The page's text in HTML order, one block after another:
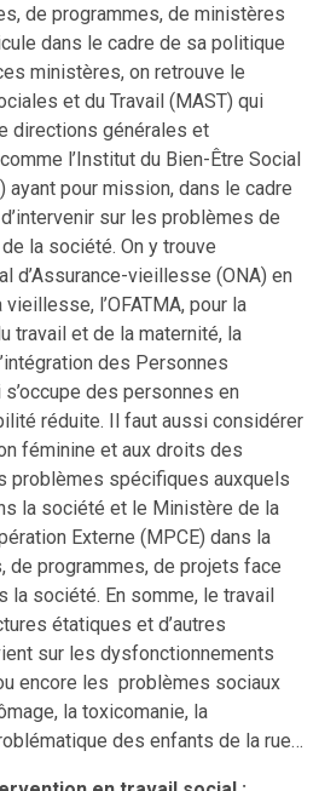
de programmes, de ministères
dans le cadre de sa politique
ministères, on retrouve le
et du Travail (MAST) qui
directions générales et
l’Institut du Bien-Être Social
ayant pour mission, dans le cadre
sur les problèmes de
la société. On y trouve
d’Assurance-vieillesse (ONA) en
l’OFATMA, pour la
travail et de la maternité, la
des Personnes
des personnes en
réduite. Il faut aussi considérer
féminine et aux droits des
problèmes spécifiques auxquels
la société et le Ministère de la
Externe (MPCE) dans la
programmes, de projets face
la société. En somme, le travail
étatiques et d’autres
sur les dysfonctionnements
encore les problèmes sociaux
la toxicomanie, la
des enfants de la rue…